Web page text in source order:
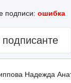
подписи: ошибка
Надежда